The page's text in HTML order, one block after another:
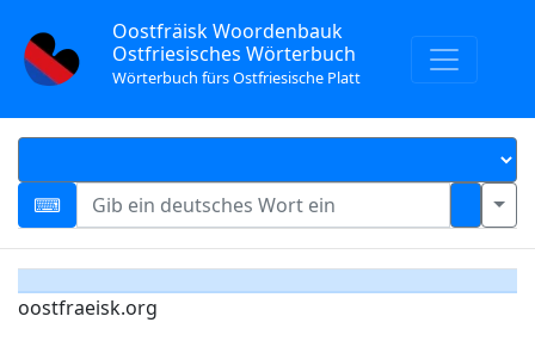
Oostfräisk Woordenbauk
Ostfriesisches Wörterbuch
Wörterbuch fürs Ostfriesische Platt
oostfraeisk.org